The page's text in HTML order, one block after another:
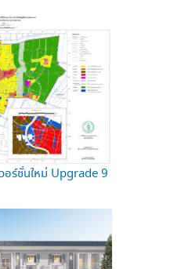
อร์ชั่นใหม่ Upgrade 9